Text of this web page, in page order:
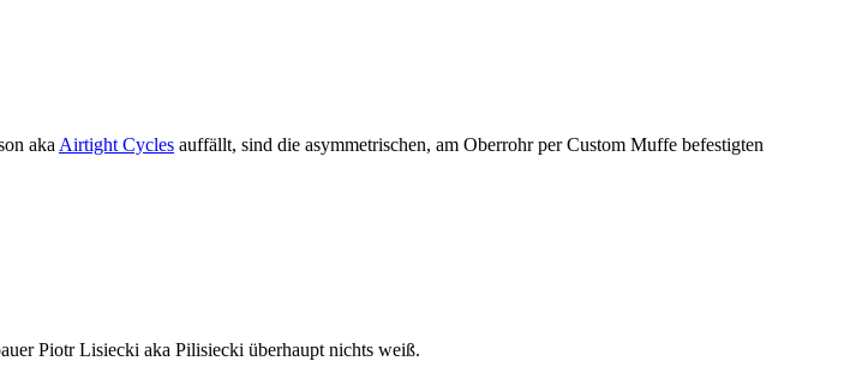
akaAirtight Cycles auffällt, sind die asymmetrischen, am Oberrohr per Custom Muffe befestigten
Piotr Lisiecki aka Pilisiecki überhaupt nichts weiß.